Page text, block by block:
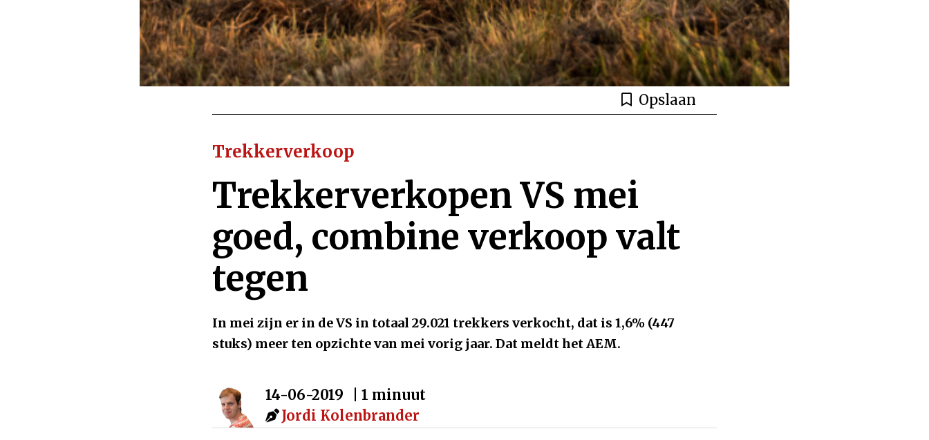
Opslaan
Trekkerverkoop
Trekkerverkopen VS mei
goed, combine verkoop valt
tegen
In mei zijn er in de VS in totaal 29.021 trekkers verkocht, dat is 1,6% (447
stuks) meer ten opzichte van mei vorig jaar. Dat meldt het AEM.
14-06-2019
| 1 minuut
Jordi Kolenbrander